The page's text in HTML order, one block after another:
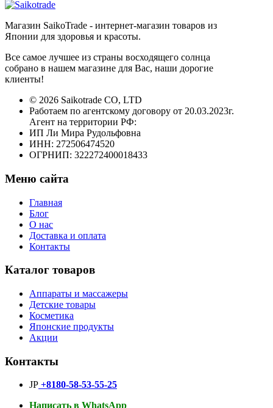
Магазин SaikoTrade - интернет-магазин товаров из
Японии для здоровья и красоты.
Все самое лучшее из страны восходящего солнца
собрано в нашем магазине для Вас, наши дорогие
клиенты!
© 2026 Saikotrade CO, LTD
Работаем по агентскому договору от 20.03.2023г.
Агент на территории РФ:
ИП Ли Мира Рудольфовна
ИНН: 272506474520
ОГРНИП: 322272400018433
Меню сайта
Главная
Блог
О нас
Доставка и оплата
Контакты
Каталог товаров
Аппараты и массажеры
Детские товары
Косметика
Японские продукты
Акции
Контакты
JP +8180-58-53-55-25
Написать в WhatsApp